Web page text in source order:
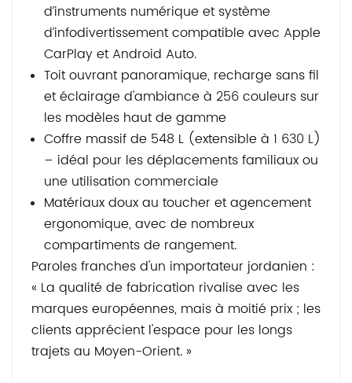
d’instruments numérique et système
d’infodivertissement compatible avec Apple
CarPlay et Android Auto.
Toit ouvrant panoramique, recharge sans fil
et éclairage d'ambiance à 256 couleurs sur
les modèles haut de gamme
Coffre massif de 548 L (extensible à 1 630 L)
– idéal pour les déplacements familiaux ou
une utilisation commerciale
Matériaux doux au toucher et agencement
ergonomique, avec de nombreux
compartiments de rangement.
Paroles franches d'un importateur jordanien :
« La qualité de fabrication rivalise avec les
marques européennes, mais à moitié prix ; les
clients apprécient l'espace pour les longs
trajets au Moyen-Orient. »